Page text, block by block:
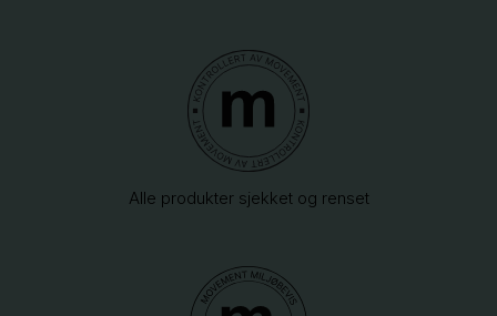
Alle produkter sjekket og renset